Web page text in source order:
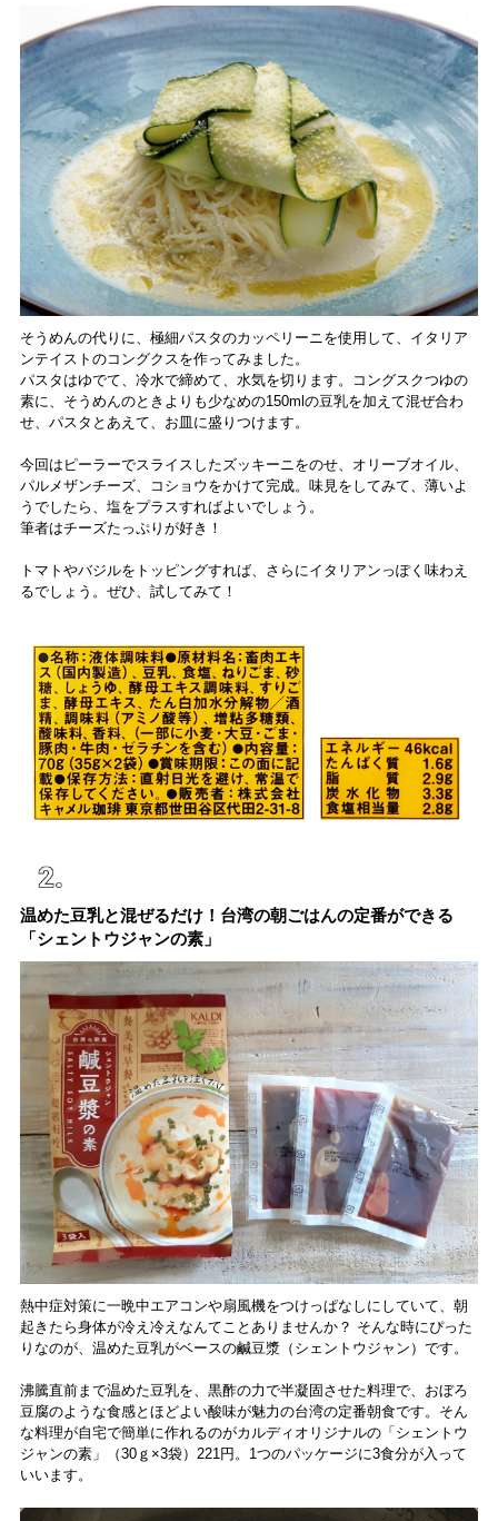
そうめんの代りに、極細パスタのカッペリーニを使用して、イタリア
ンテイストのコングクスを作ってみました。
パスタはゆでて、冷水で締めて、水気を切ります。コングスクつゆの
素に、そうめんのときよりも少なめの150mlの豆乳を加えて混ぜ合わ
せ、パスタとあえて、お皿に盛りつけます。
今回はピーラーでスライスしたズッキーニをのせ、オリーブオイル、
パルメザンチーズ、コショウをかけて完成。味見をしてみて、薄いよ
うでしたら、塩をプラスすればよいでしょう。
筆者はチーズたっぷりが好き！
トマトやバジルをトッピングすれば、さらにイタリアンっぽく味わえ
るでしょう。ぜひ、試してみて！
温めた豆乳と混ぜるだけ！台湾の朝ごはんの定番ができる
「シェントウジャンの素」
熱中症対策に一晩中エアコンや扇風機をつけっぱなしにしていて、朝
起きたら身体が冷え冷えなんてことありませんか？ そんな時にぴった
りなのが、温めた豆乳がベースの鹹豆漿（シェントウジャン）です。
沸騰直前まで温めた豆乳を、黒酢の力で半凝固させた料理で、おぼろ
豆腐のような食感とほどよい酸味が魅力の台湾の定番朝食です。そん
な料理が自宅で簡単に作れるのがカルディオリジナルの「シェントウ
ジャンの素」（30ｇ×3袋）221円。1つのパッケージに3食分が入って
いいます。